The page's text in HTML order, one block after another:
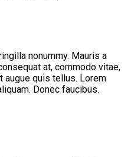
nonummy. Mauris a
at, commodo vitae,
augue quis tellus. Lorem
Donec faucibus.